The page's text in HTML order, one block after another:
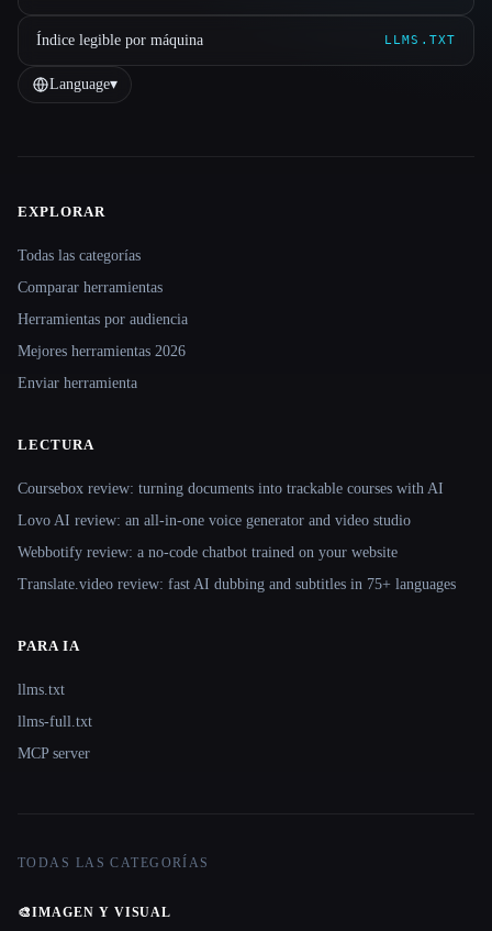
Índice legible por máquina LLMS.TXT
Language▾
Site navigation
EXPLORAR
Todas las categorías
Comparar herramientas
Herramientas por audiencia
Mejores herramientas 2026
Enviar herramienta
LECTURA
Coursebox review: turning documents into trackable courses with AI
Lovo AI review: an all-in-one voice generator and video studio
Webbotify review: a no-code chatbot trained on your website
Translate.video review: fast AI dubbing and subtitles in 75+ languages
PARA IA
llms.txt
llms-full.txt
MCP server
TODAS LAS CATEGORÍAS
🎨IMAGEN Y VISUAL